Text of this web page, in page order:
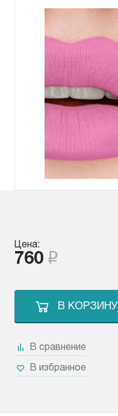
Цена:
760
В КОРЗИНУ
В сравнение
В избранное